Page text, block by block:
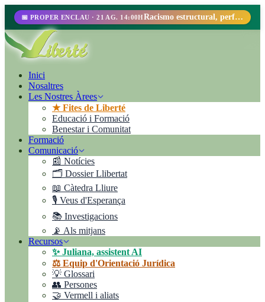
📅 PROPER ENCLAU · 21 AG. 14:00H Racismo estructural, perfilamiento racial y abolicionismo carcelario.
Inici
Nosaltres
Les Nostres Àrees
★ Fites de Liberté
Educació i Formació
Benestar i Comunitat
Formació
Comunicació
📰 Notícies
🗂️ Dossier Llibertat
📖 Càtedra Lliure
🎙️ Veus d'Esperança
📚 Investigacions
📡 Als mitjans
Recursos
✨ Juliana, assistent AI
⚖️ Equip d'Orientació Jurídica
💡 Glossari
👥 Persones
🤝 Vermell i aliats